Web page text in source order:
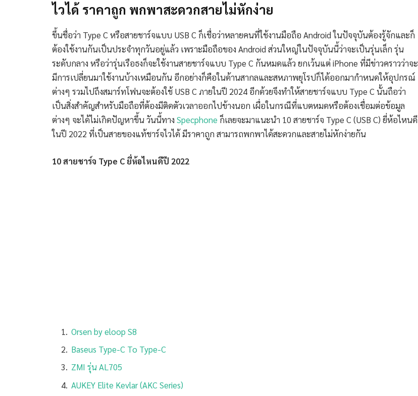
ไวได้ ราคาถูก พกพาสะดวกสายไม่หักง่าย
ขึ้นชื่อว่า Type C หรือสายชาร์จแบบ USB C ก็เชื่อว่าหลายคนที่ใช้งานมือถือ Android ในปัจจุบันต้องรู้จักและก็
ต้องใช้งานกันเป็นประจำทุกวันอยู่แล้ว เพราะมือถือของ Android ส่วนใหญ่ในปัจจุบันนี้ว่าจะเป็นรุ่นเล็ก รุ่น
ระดับกลาง หรือว่ารุ่นเรือธงก็จะใช้งานสายชาร์จแบบ Type C กันหมดแล้ว ยกเว้นแต่ iPhone ที่มีข่าวคราวว่าจะ
มีการเปลี่ยนมาใช้งานบ้างเหมือนกัน อีกอย่างก็คือในด้านสากลและสหภาพยุโรปก็ได้ออกมากำหนดให้อุปกรณ์
ต่างๆ รวมไปถึงสมาร์ทโฟนจะต้องใช้ USB C ภายในปี 2024 อีกด้วยจึงทำให้สายชาร์จแบบ Type C นั้นถือว่า
เป็นสิ่งสำคัญสำหรับมือถือที่ต้องมีติดตัวเวลาออกไปข้างนอก เผื่อในกรณีที่แบตหมดหรือต้องเชื่อมต่อข้อมูล
ต่างๆ จะได้ไม่เกิดปัญหาขึ้น วันนี้ทาง Specphone ก็เลยจะมาแนะนำ 10 สายชาร์จ Type C (USB C) ยี่ห้อไหนดี
ในปี 2022 ที่เป็นสายของแท้ชาร์จไวได้ มีราคาถูก สามารถพกพาได้สะดวกและสายไม่หักง่ายกัน
10 สายชาร์จ Type C ยี่ห้อไหนดีปี 2022
Orsen by eloop S8
Baseus Type-C To Type-C
ZMI รุ่น AL705
AUKEY Elite Kevlar (AKC Series)